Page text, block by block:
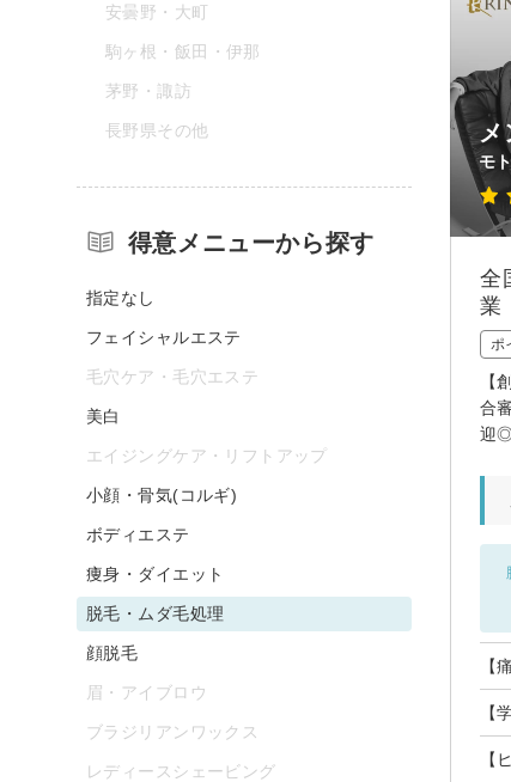
モ
全
業
ポ
【
合
迎◎
【
【
【
安曇野・大町
駒ヶ根・飯田・伊那
茅野・諏訪
長野県その他
得意メニューから探す
指定なし
フェイシャルエステ
毛穴ケア・毛穴エステ
美白
エイジングケア・リフトアップ
小顔・骨気(コルギ)
ボディエステ
痩身・ダイエット
脱毛・ムダ毛処理
顔脱毛
眉・アイブロウ
ブラジリアンワックス
レディースシェービング